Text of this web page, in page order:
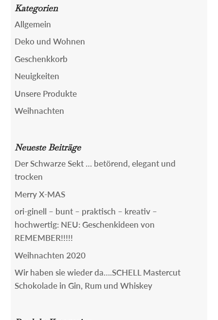
Kategorien
Allgemein
Deko und Wohnen
Geschenkkorb
Neuigkeiten
Unsere Produkte
Weihnachten
Neueste Beiträge
Der Schwarze Sekt … betörend, elegant und
trocken
Merry X-MAS
ori-ginell – bunt – praktisch – kreativ –
hochwertig: NEU: Geschenkideen von
REMEMBER!!!!!
Weihnachten 2020
Wir haben sie wieder da….SCHELL Mastercut
Schokolade in Gin, Rum und Whiskey